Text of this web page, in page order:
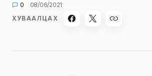
0
08/06/2021
ХУВААЛЦАХ